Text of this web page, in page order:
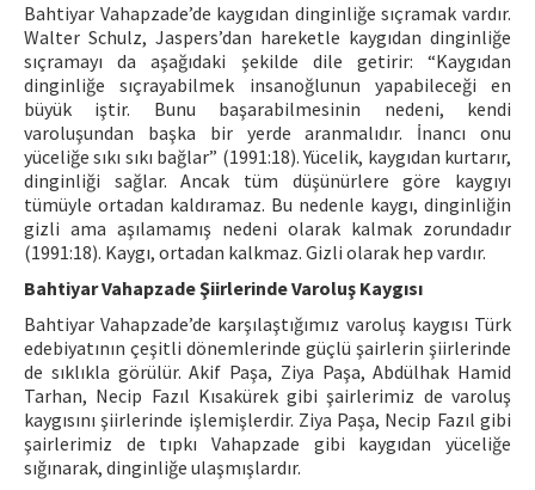
Bahtiyar Vahapzade’de kaygıdan dinginliğe sıçramak vardır.
Walter Schulz, Jaspers’dan hareketle kaygıdan dinginliğe
sıçramayı da aşağıdaki şekilde dile getirir: “Kaygıdan
dinginliğe sıçrayabilmek insanoğlunun yapabileceği en
büyük iştir. Bunu başarabilmesinin nedeni, kendi
varoluşundan başka bir yerde aranmalıdır. İnancı onu
yüceliğe sıkı sıkı bağlar” (1991:18). Yücelik, kaygıdan kurtarır,
dinginliği sağlar. Ancak tüm düşünürlere göre kaygıyı
tümüyle ortadan kaldıramaz. Bu nedenle kaygı, dinginliğin
gizli ama aşılamamış nedeni olarak kalmak zorundadır
(1991:18). Kaygı, ortadan kalkmaz. Gizli olarak hep vardır.
Bahtiyar Vahapzade Şiirlerinde Varoluş Kaygısı
Bahtiyar Vahapzade’de karşılaştığımız varoluş kaygısı Türk
edebiyatının çeşitli dönemlerinde güçlü şairlerin şiirlerinde
de sıklıkla görülür. Akif Paşa, Ziya Paşa, Abdülhak Hamid
Tarhan, Necip Fazıl Kısakürek gibi şairlerimiz de varoluş
kaygısını şiirlerinde işlemişlerdir. Ziya Paşa, Necip Fazıl gibi
şairlerimiz de tıpkı Vahapzade gibi kaygıdan yüceliğe
sığınarak, dinginliğe ulaşmışlardır.